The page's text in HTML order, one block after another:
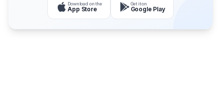
Download on the
App Store
Get it on
Google Play